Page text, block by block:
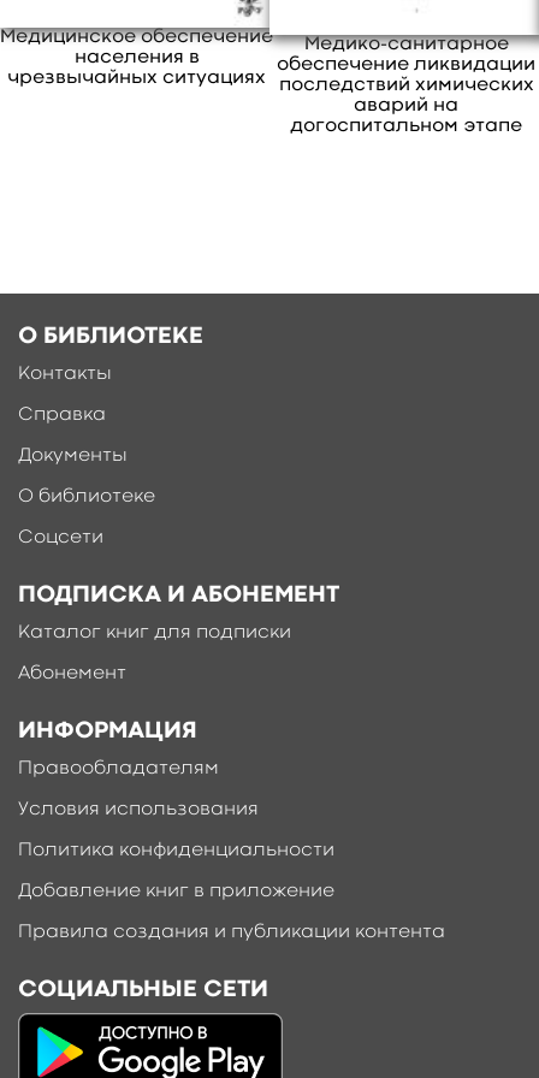
преподавателей медицинских вузов и
студентов, обучающихся по группе
специальностей «Здравоохранение»
Медицинское обеспечение
населения в
чрезвычайных ситуациях
Медико-санитарное
обеспечение ликвидации
последствий химических
аварий на
догоспитальном этапе
О БИБЛИОТЕКЕ
Контакты
Справка
Документы
О библиотеке
Соцсети
ПОДПИСКА И АБОНЕМЕНТ
Каталог книг для подписки
Абонемент
ИНФОРМАЦИЯ
Правообладателям
Условия использования
Политика конфиденциальности
Добавление книг в приложение
Правила создания и публикации контента
СОЦИАЛЬНЫЕ СЕТИ